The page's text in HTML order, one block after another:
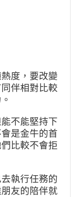
度，要改變
伴相對比較
不能堅持下
是金牛的首
比較不會拒
執行任務的
友的陪伴就